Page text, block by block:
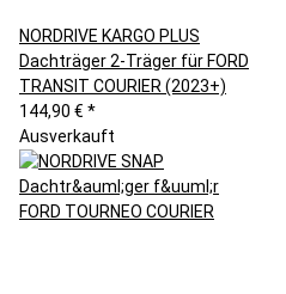
NORDRIVE KARGO PLUS
Dachträger 2-Träger für FORD
TRANSIT COURIER (2023+)
144,90 € *
Ausverkauft